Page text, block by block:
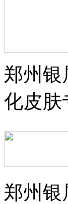
郑州银
化皮肤
郑州银